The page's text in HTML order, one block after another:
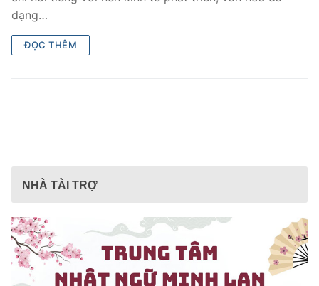
dạng…
ĐỌC THÊM
NHÀ TÀI TRỢ